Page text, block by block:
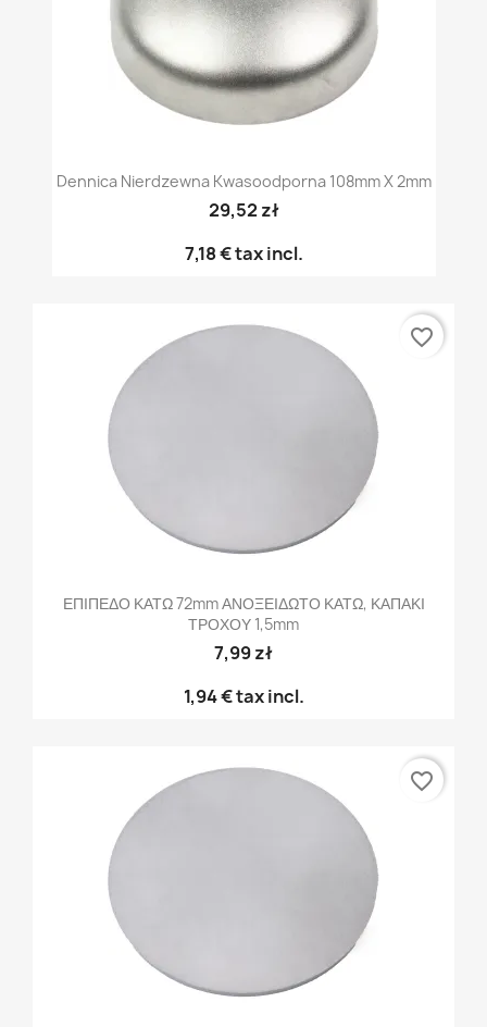
Dennica Nierdzewna Kwasoodporna 108mm X 2mm
29,52 zł
7,18 €tax incl.
ΕΠΙΠΕΔΟ ΚΑΤΩ 72mm ΑΝΟΞΕΙΔΩΤΟ ΚΑΤΩ, ΚΑΠΑΚΙ
ΤΡΟΧΟΥ 1,5mm
7,99 zł
1,94 €tax incl.
favorite_border
favorite_border